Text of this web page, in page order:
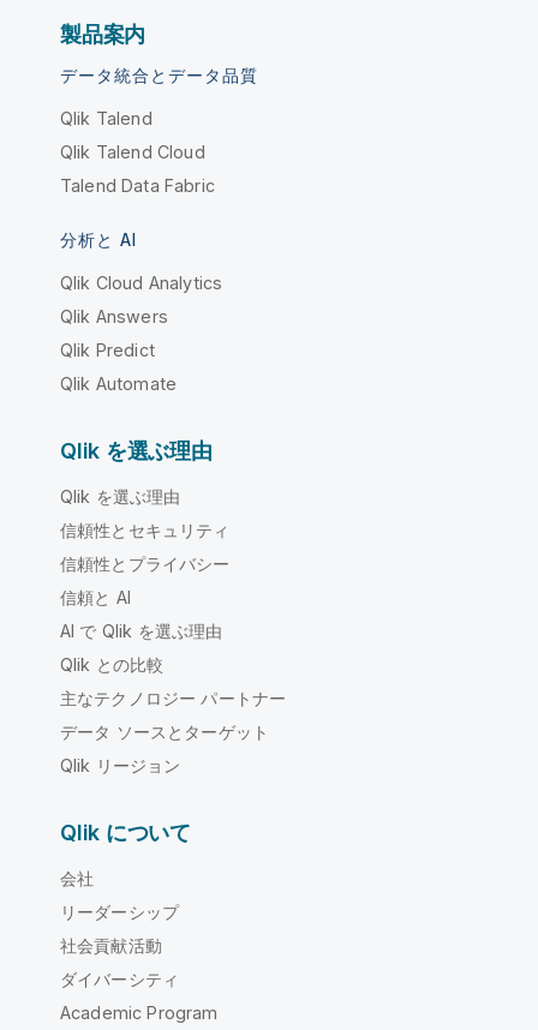
製品案内
データ統合とデータ品質
Qlik Talend
Qlik Talend Cloud
Talend Data Fabric
分析と AI
Qlik Cloud Analytics
Qlik Answers
Qlik Predict
Qlik Automate
Qlik を選ぶ理由
Qlik を選ぶ理由
信頼性とセキュリティ
信頼性とプライバシー
信頼と AI
AI で Qlik を選ぶ理由
Qlik との比較
主なテクノロジー パートナー
データ ソースとターゲット
Qlik リージョン
Qlik について
会社
リーダーシップ
社会貢献活動
ダイバーシティ
Academic Program